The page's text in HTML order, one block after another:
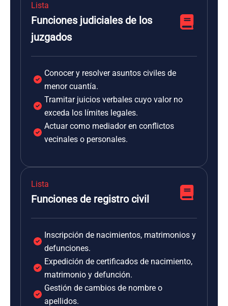
Lista
Funciones judiciales de los
juzgados
Conocer y resolver asuntos civiles de
menor cuantía.
Tramitar juicios verbales cuyo valor no
exceda los límites legales.
Actuar como mediador en conflictos
vecinales o personales.
Lista
Funciones de registro civil
Inscripción de nacimientos, matrimonios y
defunciones.
Expedición de certificados de nacimiento,
matrimonio y defunción.
Gestión de cambios de nombre o
apellidos.